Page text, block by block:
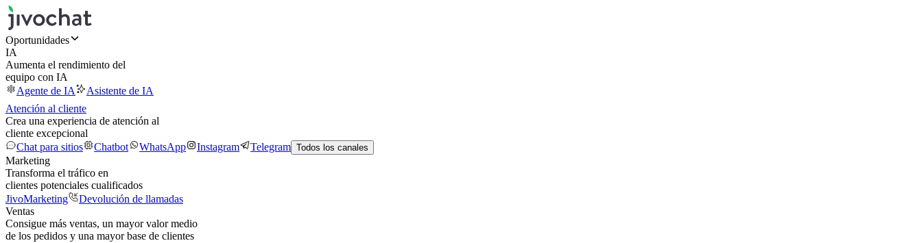
Oportunidades
IA
Aumenta el rendimiento del
equipo con IA
Agente de IA
Asistente de IA
Atención al cliente
Crea una experiencia de atención al
cliente excepcional
Chat para sitios
Chatbot WhatsApp Instagram Telegram Todos los canales
Marketing
Transforma el tráfico en
clientes potenciales cualificados
JivoMarketing
Devolución de llamadas
Ventas
Consigue más ventas, un mayor valor medio
de los pedidos y una mayor base de clientes